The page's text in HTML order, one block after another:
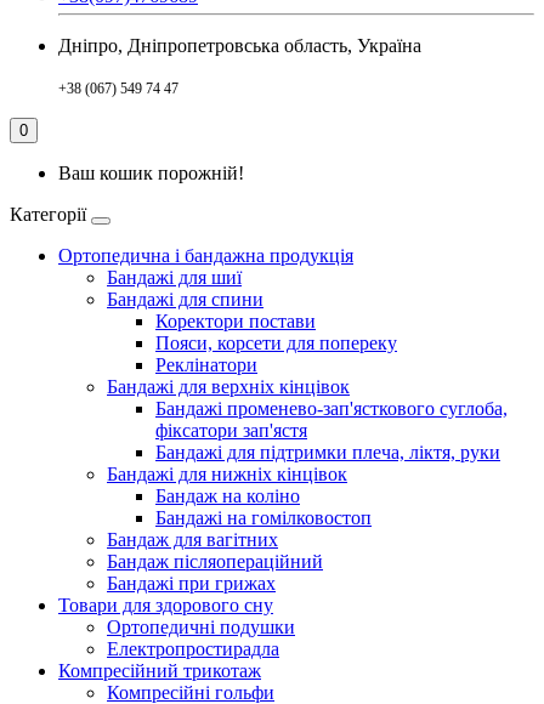
Дніпро, Дніпропетровська область, Україна
+38 (067) 549 74 47
0
Ваш кошик порожній!
Категорії
Ортопедична і бандажна продукція
Бандажі для шиї
Бандажі для спини
Коректори постави
Пояси, корсети для попереку
Реклінатори
Бандажі для верхніх кінцівок
Бандажі променево-зап'ясткового суглоба,
фіксатори зап'ястя
Бандажі для підтримки плеча, ліктя, руки
Бандажі для нижніх кінцівок
Бандаж на коліно
Бандажі на гомілковостоп
Бандаж для вагітних
Бандаж післяопераційний
Бандажі при грижах
Товари для здорового сну
Ортопедичні подушки
Електропростирадла
Компресійний трикотаж
Компресійні гольфи